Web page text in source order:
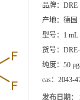
品牌： DRE
产地： 德国
型号： 1 mL
货号：
纯度： 50
cas： 2043-
发布日期：